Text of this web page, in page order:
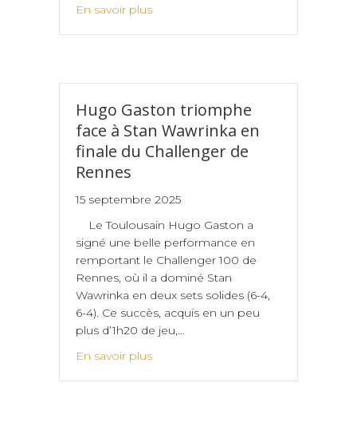
En savoir plus
Hugo Gaston triomphe
face à Stan Wawrinka en
finale du Challenger de
Rennes
15 septembre 2025
Le Toulousain Hugo Gaston a
signé une belle performance en
remportant le Challenger 100 de
Rennes, où il a dominé Stan
Wawrinka en deux sets solides (6-4,
6-4). Ce succès, acquis en un peu
plus d’1h20 de jeu,…
En savoir plus